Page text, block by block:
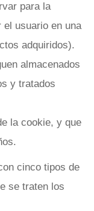
para la
usuario en una
adquiridos).
almacenados
y tratados
la cookie, y que
cinco tipos de
se traten los